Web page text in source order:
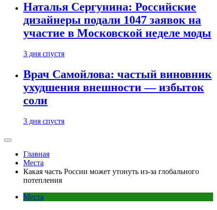
Наталья Сергунина: Российские
дизайнеры подали 1047 заявок на
участие в Московской неделе моды
3 дня спустя
Врач Самойлова: частый виновник
ухудшения внешности — избыток
соли
3 дня спустя
Главная
Места
Какая часть России может утонуть из-за глобального
потепления
Места